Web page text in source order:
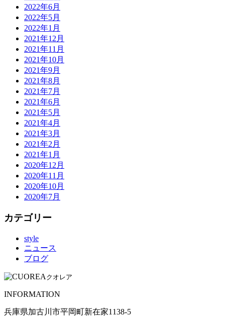
2022年6月
2022年5月
2022年1月
2021年12月
2021年11月
2021年10月
2021年9月
2021年8月
2021年7月
2021年6月
2021年5月
2021年4月
2021年3月
2021年2月
2021年1月
2020年12月
2020年11月
2020年10月
2020年7月
カテゴリー
style
ニュース
ブログ
クオレア
INFORMATION
兵庫県加古川市平岡町新在家1138-5